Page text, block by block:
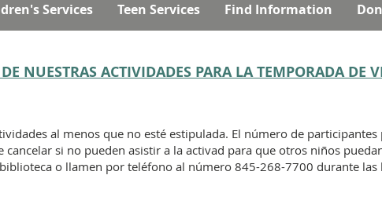
Services Teen Services Find Information
NUESTRAS ACTIVIDADES PARA LA TEMPORADA DE
al menos que no esté estipulada. El número de participantes
si no pueden asistir a la activad para que otros niños
biblioteca o llamen por teléfono al número 845-268-7700 durante las